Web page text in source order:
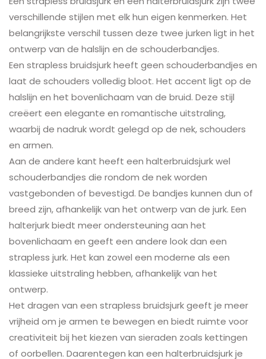
verschillende stijlen met elk hun eigen kenmerken. Het
belangrijkste verschil tussen deze twee jurken ligt in het
ontwerp van de halslijn en de schouderbandjes.
Een strapless bruidsjurk heeft geen schouderbandjes en
laat de schouders volledig bloot. Het accent ligt op de
halslijn en het bovenlichaam van de bruid. Deze stijl
creëert een elegante en romantische uitstraling,
waarbij de nadruk wordt gelegd op de nek, schouders
en armen.
Aan de andere kant heeft een halterbruidsjurk wel
schouderbandjes die rondom de nek worden
vastgebonden of bevestigd. De bandjes kunnen dun of
breed zijn, afhankelijk van het ontwerp van de jurk. Een
halterjurk biedt meer ondersteuning aan het
bovenlichaam en geeft een andere look dan een
strapless jurk. Het kan zowel een moderne als een
klassieke uitstraling hebben, afhankelijk van het
ontwerp.
Het dragen van een strapless bruidsjurk geeft je meer
vrijheid om je armen te bewegen en biedt ruimte voor
creativiteit bij het kiezen van sieraden zoals kettingen
of oorbellen. Daarentegen kan een halterbruidsjurk je